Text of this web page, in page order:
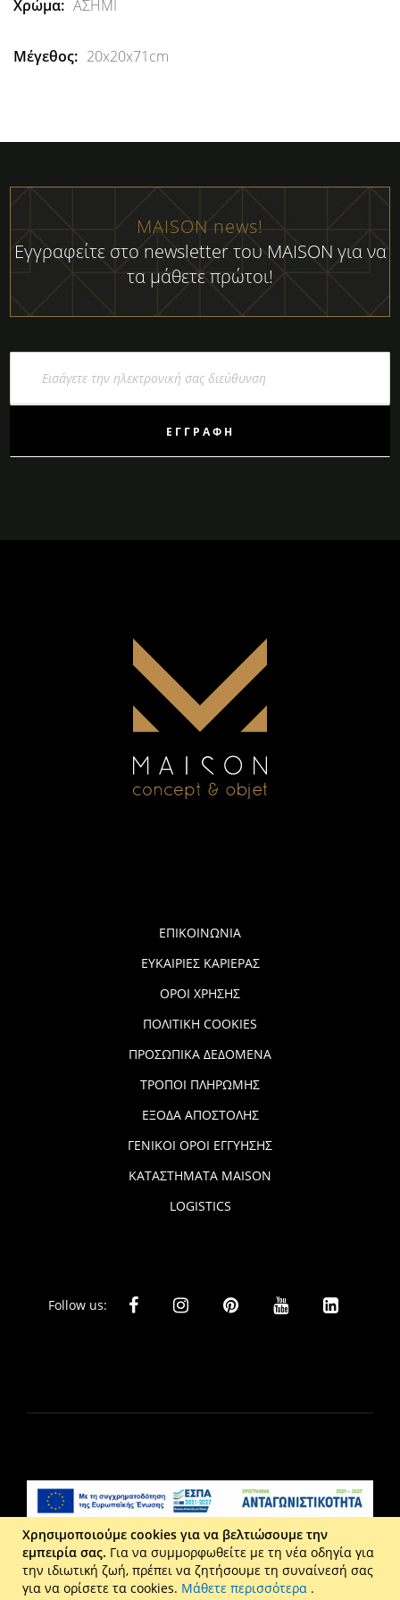
ΑΣΗΜΙ
20x20x71cm
MAISON news!
Εγγραφείτε στο newsletter του MAISON για να
τα μάθετε πρώτοι!
ΕΓΓΡΑΦΉ
ΕΠΙΚΟΙΝΩΝΙΑ
ΕΥΚΑΙΡΙΕΣ ΚΑΡΙΕΡΑΣ
ΟΡΟΙ ΧΡΗΣΗΣ
ΠΟΛΙΤΙΚΗ COOKIES
ΠΡΟΣΩΠΙΚΑ ΔΕΔΟΜΕΝΑ
ΤΡΟΠΟΙ ΠΛΗΡΩΜΗΣ
ΕΞΟΔΑ ΑΠΟΣΤΟΛΗΣ
ΓΕΝΙΚΟΙ ΟΡΟΙ ΕΓΓΥΗΣΗΣ
ΚΑΤΑΣΤΗΜΑΤΑ MAISON
LOGISTICS
Follow us:
Liberta Ε.Π.Ε. - Τ: 2610 201 800 - Ε: eshop@maison.gr -
Γ.Ε.ΜΗ : 036110316000
Χρησιμοποιούμε cookies για να βελτιώσουμε την
εμπειρία σας. Για να συμμορφωθείτε με τη νέα οδηγία για
την ιδιωτική ζωή, πρέπει να ζητήσουμε τη συναίνεσή σας
για να ορίσετε τα cookies. Μάθετε περισσότερα .